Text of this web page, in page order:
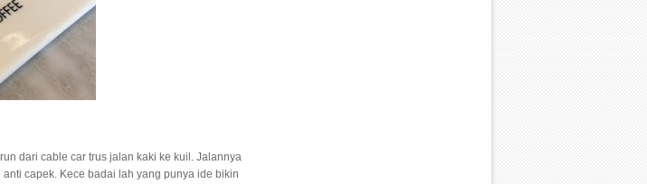
dari cable car trus jalan kaki ke kuil. Jalannya
capek. Kece badai lah yang punya ide bikin